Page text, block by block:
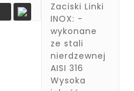
Zaciski Linki
INOX: -
wykonane
ze stali
nierdzewnej
AISI 316
Wysoka